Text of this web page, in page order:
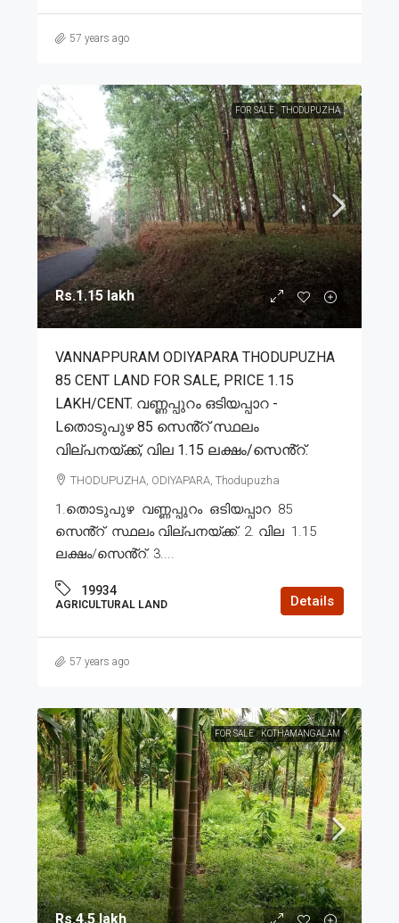
57 years ago
FOR SALE THODUPUZHA
Rs.1.15 lakh
VANNAPPURAM ODIYAPARA THODUPUZHA
85 CENT LAND FOR SALE, PRICE 1.15
LAKH/CENT. വണ്ണപ്പുറം ഒടിയപ്പാറ -
Lതൊടുപുഴ 85 സെൻ്റ് സ്ഥലം
വില്പനയ്ക്ക്, വില 1.15 ലക്ഷം/സെൻ്റ്.
THODUPUZHA, ODIYAPARA, Thodupuzha
1.തൊടുപുഴ വണ്ണപ്പുറം ഒടിയപ്പാറ 85
സെൻ്റ് സ്ഥലം വില്പനയ്ക്ക്. 2. വില 1.15
ലക്ഷം/സെൻ്റ്. 3....
19934
AGRICULTURAL LAND Details
57 years ago
FOR SALE KOTHAMANGALAM
Rs.4.5 lakh